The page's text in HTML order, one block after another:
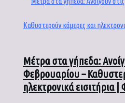
Μέτρα στα γήπεδα:
Φεβρουαρίου –
ηλεκτρονικά εισιτήρια